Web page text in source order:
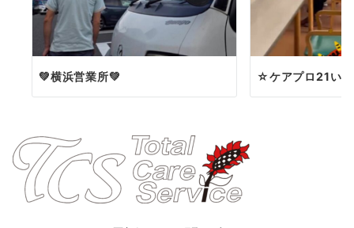
💚横浜営業所💚 ☆ケアプロ21い